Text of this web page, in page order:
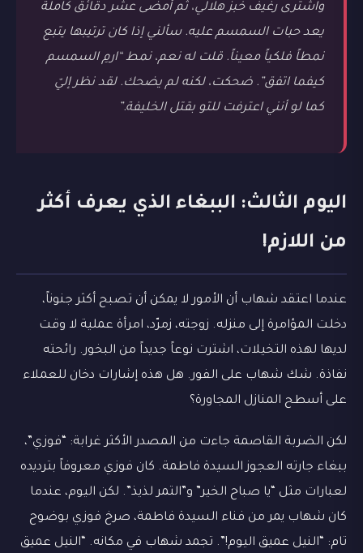
واشترى رغيف خبز هلالي، ثم أمضى عشر دقائق كاملة
يعد حبات السمسم عليه. سألني إذا كان ترتيبها يتبع
نمطاً فلكياً معيناً. قلت له نعم، نمط “ارمِ السمسم
كيفما اتفق”. ضحكت، لكنه لم يضحك. لقد نظر إليّ
كما لو أنني اعترفت للتو بقتل الخليفة.”
اليوم الثالث: الببغاء الذي يعرف أكثر
من اللازم!
عندما اعتقد شهاب أن الأمور لا يمكن أن تصبح أكثر جنوناً،
دخلت المؤامرة إلى منزله. زوجته، زمرّد، امرأة عملية لا وقت
لديها لهذه التخيلات، اشترت نوعاً جديداً من البخور. رائحته
نفاذة. شك شهاب على الفور. هل هذه إشارات دخان للعملاء
على أسطح المنازل المجاورة؟
لكن الضربة القاصمة جاءت من المصدر الأكثر غرابة: “فوزي”،
ببغاء جارته العجوز السيدة فاطمة. كان فوزي معروفاً بترديده
لعبارات مثل “يا صباح الخير” و”التمر لذيذ”. لكن اليوم، عندما
كان شهاب يمر من فناء السيدة فاطمة، صرخ فوزي بوضوح
تام: “النيل عميق اليوم!”. تجمد شهاب في مكانه. “النيل عميق